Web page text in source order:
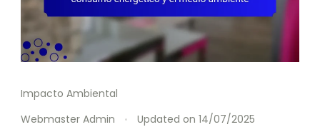
Impacto Ambiental
Webmaster Admin
Updated on 14/07/2025